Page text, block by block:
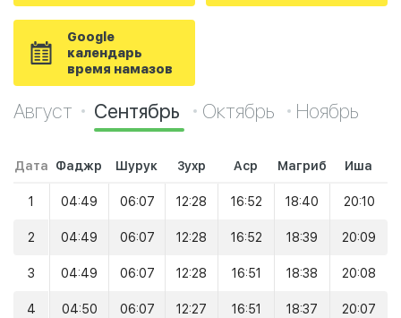
Google
календарь
время намазов
Август Сентябрь Октябрь Ноябрь
Дата Фаджр Шурук Зухр Аср Магриб Иша
1 04:49 06:07 12:28 16:52 18:40 20:10
2 04:49 06:07 12:28 16:52 18:39 20:09
3 04:49 06:07 12:28 16:51 18:38 20:08
4 04:50 06:07 12:27 16:51 18:37 20:07